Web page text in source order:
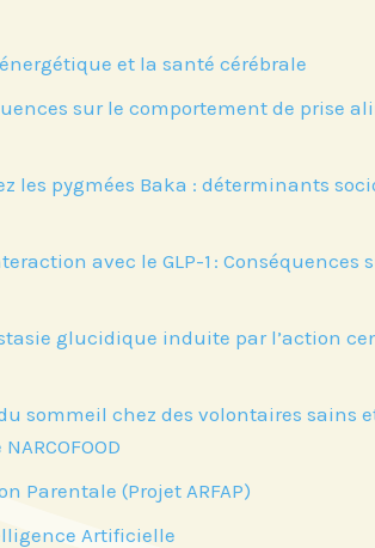
et la santé cérébrale
sur le comportement de prise
pygmées Baka : déterminants
avec le GLP-1 : Conséquences
glucidique induite par l’action
sommeil chez des volontaires sains
Parentale (Projet ARFAP)
Artificielle